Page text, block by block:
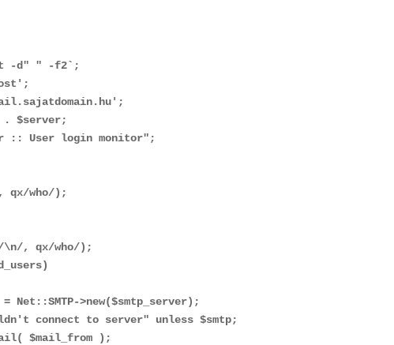
-d" " -f2`;
. $server;
:: User login monitor";
qx/who/);
, qx/who/);
Net::SMTP->new($smtp_server);
connect to server" unless $smtp;
$mail_from );